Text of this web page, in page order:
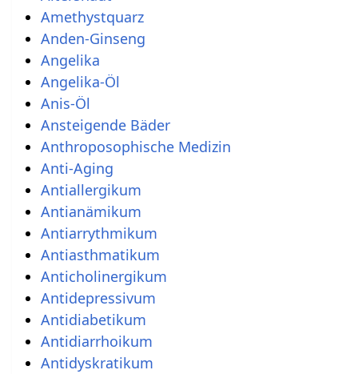
Amethystquarz
Anden-Ginseng
Angelika
Angelika-Öl
Anis-Öl
Ansteigende Bäder
Anthroposophische Medizin
Anti-Aging
Antiallergikum
Antianämikum
Antiarrythmikum
Antiasthmatikum
Anticholinergikum
Antidepressivum
Antidiabetikum
Antidiarrhoikum
Antidyskratikum